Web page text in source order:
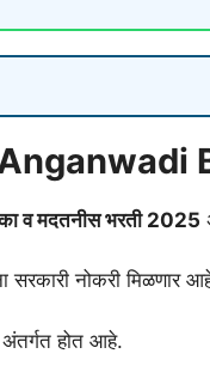
व मदतनीस भरती 2025
सरकारी नोकरी मिळणार
अंतर्गत होत आहे.